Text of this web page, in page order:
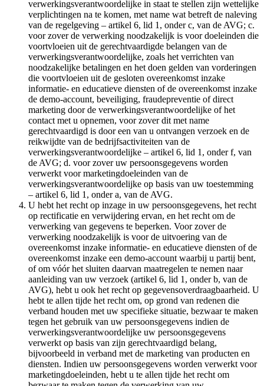
verwerkingsverantwoordelijke in staat te stellen zijn wettelijke
verplichtingen na te komen, met name wat betreft de naleving
van de regelgeving – artikel 6, lid 1, onder c, van de AVG; c.
voor zover de verwerking noodzakelijk is voor doeleinden die
voortvloeien uit de gerechtvaardigde belangen van de
verwerkingsverantwoordelijke, zoals het verrichten van
noodzakelijke betalingen en het doen gelden van vorderingen
die voortvloeien uit de gesloten overeenkomst inzake
informatie- en educatieve diensten of de overeenkomst inzake
de demo-account, beveiliging, fraudepreventie of direct
marketing door de verwerkingsverantwoordelijke of het
contact met u opnemen, voor zover dit met name
gerechtvaardigd is door een van u ontvangen verzoek en de
reikwijdte van de bedrijfsactiviteiten van de
verwerkingsverantwoordelijke – artikel 6, lid 1, onder f, van
de AVG; d. voor zover uw persoonsgegevens worden
verwerkt voor marketingdoeleinden van de
verwerkingsverantwoordelijke op basis van uw toestemming
– artikel 6, lid 1, onder a, van de AVG.
U hebt het recht op inzage in uw persoonsgegevens, het recht
op rectificatie en verwijdering ervan, en het recht om de
verwerking van gegevens te beperken. Voor zover de
verwerking noodzakelijk is voor de uitvoering van de
overeenkomst inzake informatie- en educatieve diensten of de
overeenkomst inzake een demo-account waarbij u partij bent,
of om vóór het sluiten daarvan maatregelen te nemen naar
aanleiding van uw verzoek (artikel 6, lid 1, onder b, van de
AVG), hebt u ook het recht op gegevensoverdraagbaarheid. U
hebt te allen tijde het recht om, op grond van redenen die
verband houden met uw specifieke situatie, bezwaar te maken
tegen het gebruik van uw persoonsgegevens indien de
verwerkingsverantwoordelijke uw persoonsgegevens
verwerkt op basis van zijn gerechtvaardigd belang,
bijvoorbeeld in verband met de marketing van producten en
diensten. Indien uw persoonsgegevens worden verwerkt voor
marketingdoeleinden, hebt u te allen tijde het recht om